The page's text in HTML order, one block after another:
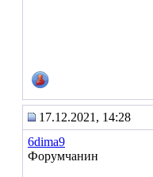
17.12.2021, 14:28
6dima9
Форумчанин